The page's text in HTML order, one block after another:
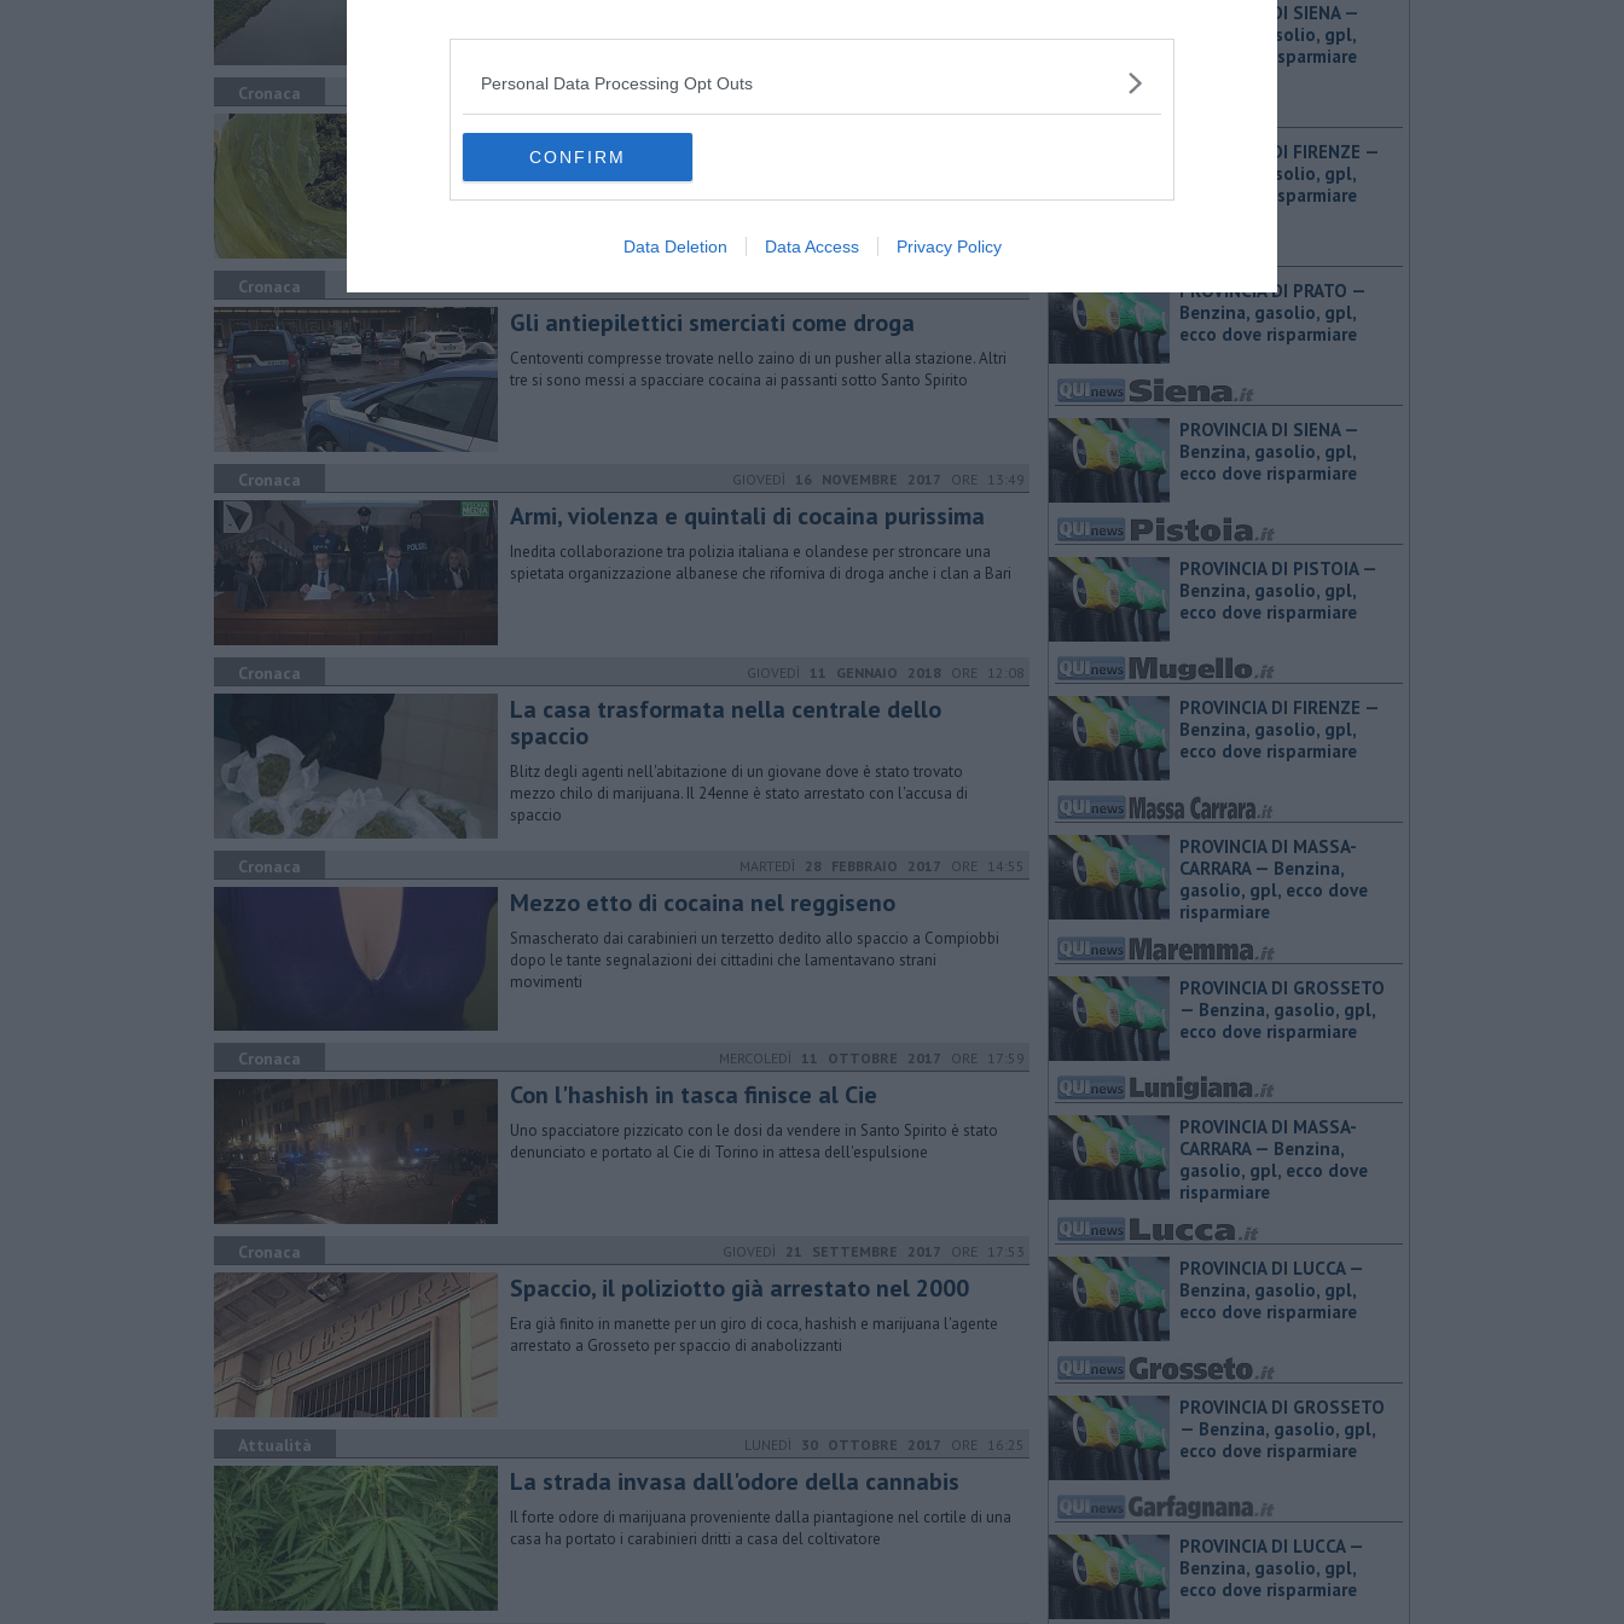
Personal Data Processing Opt Outs
CONFIRM
Data Deletion Data Access Privacy Policy
Cronaca MARTEDÌ
Sotto sequestro 23 chili di marijuana, tre
arresti
Cronaca
Gli antiepilettici smerciati come droga
Centoventi compresse trovate nello zaino di un pusher alla stazione. Altri
tre si sono messi a spacciare cocaina ai passanti sotto Santo Spirito
Cronaca GIOVEDÌ 16 NOVEMBRE 2017 ORE 13:49
Armi, violenza e quintali di cocaina purissima
Inedita collaborazione tra polizia italiana e olandese per stroncare una
spietata organizzazione albanese che riforniva di droga anche i clan a Bari
Cronaca GIOVEDÌ 11 GENNAIO 2018 ORE 12:08
La casa trasformata nella centrale dello
spaccio
Blitz degli agenti nell'abitazione di un giovane dove è stato trovato
mezzo chilo di marijuana. Il 24enne è stato arrestato con l'accusa di
spaccio
Cronaca MARTEDÌ 28 FEBBRAIO 2017 ORE 14:55
Mezzo etto di cocaina nel reggiseno
Smascherato dai carabinieri un terzetto dedito allo spaccio a Compiobbi
dopo le tante segnalazioni dei cittadini che lamentavano strani
movimenti
Cronaca MERCOLEDÌ 11 OTTOBRE 2017 ORE 17:59
Con l'hashish in tasca finisce al Cie
Uno spacciatore pizzicato con le dosi da vendere in Santo Spirito è stato
denunciato e portato al Cie di Torino in attesa dell'espulsione
Cronaca GIOVEDÌ 21 SETTEMBRE 2017 ORE 17:53
Spaccio, il poliziotto già arrestato nel 2000
Era già finito in manette per un giro di coca, hashish e marijuana l'agente
arrestato a Grosseto per spaccio di anabolizzanti
Attualità LUNEDÌ 30 OTTOBRE 2017 ORE 16:25
La strada invasa dall'odore della cannabis
Il forte odore di marijuana proveniente dalla piantagione nel cortile di una
casa ha portato i carabinieri dritti a casa del coltivatore
PROVINCIA DI SIENA — ​
Benzina, gasolio, gpl,
ecco dove risparmiare
PROVINCIA DI FIRENZE — ​
Benzina, gasolio, gpl,
ecco dove risparmiare
PROVINCIA DI PRATO — ​
Benzina, gasolio, gpl,
ecco dove risparmiare
PROVINCIA DI SIENA — ​
Benzina, gasolio, gpl,
ecco dove risparmiare
PROVINCIA DI PISTOIA — ​
Benzina, gasolio, gpl,
ecco dove risparmiare
PROVINCIA DI FIRENZE — ​
Benzina, gasolio, gpl,
ecco dove risparmiare
PROVINCIA DI MASSA-
CARRARA — ​Benzina,
gasolio, gpl, ecco dove
risparmiare
PROVINCIA DI GROSSETO
— ​Benzina, gasolio, gpl,
ecco dove risparmiare
PROVINCIA DI MASSA-
CARRARA — ​Benzina,
gasolio, gpl, ecco dove
risparmiare
PROVINCIA DI LUCCA — ​
Benzina, gasolio, gpl,
ecco dove risparmiare
PROVINCIA DI GROSSETO
— ​Benzina, gasolio, gpl,
ecco dove risparmiare
PROVINCIA DI LUCCA — ​
Benzina, gasolio, gpl,
ecco dove risparmiare